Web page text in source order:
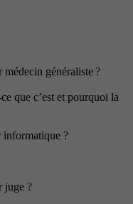
généraliste ?
que c’est et pourquoi la
informatique ?
juge ?